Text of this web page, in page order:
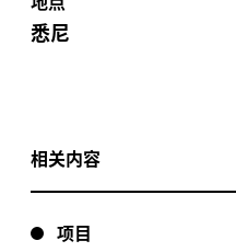
悉尼
相关内容
项目